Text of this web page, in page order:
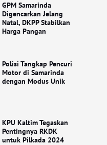
GPM Samarinda
Digencarkan Jelang
Natal, DKPP Stabilkan
Harga Pangan
Polisi Tangkap Pencuri
Motor di Samarinda
dengan Modus Unik
KPU Kaltim Tegaskan
Pentingnya RKDK
untuk Pilkada 2024